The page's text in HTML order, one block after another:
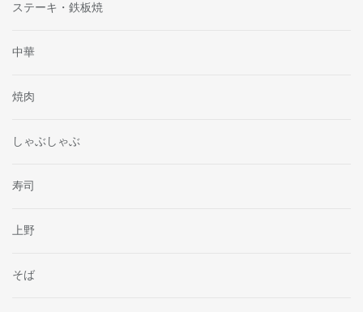
ステーキ・鉄板焼
中華
焼肉
しゃぶしゃぶ
寿司
上野
そば